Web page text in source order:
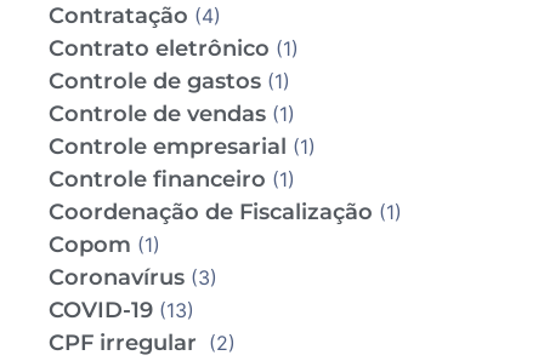
Contratação (4)
Contrato eletrônico (1)
Controle de gastos (1)
Controle de vendas (1)
Controle empresarial (1)
Controle financeiro (1)
Coordenação de Fiscalização (1)
Copom (1)
Coronavírus (3)
COVID-19 (13)
CPF irregular (2)